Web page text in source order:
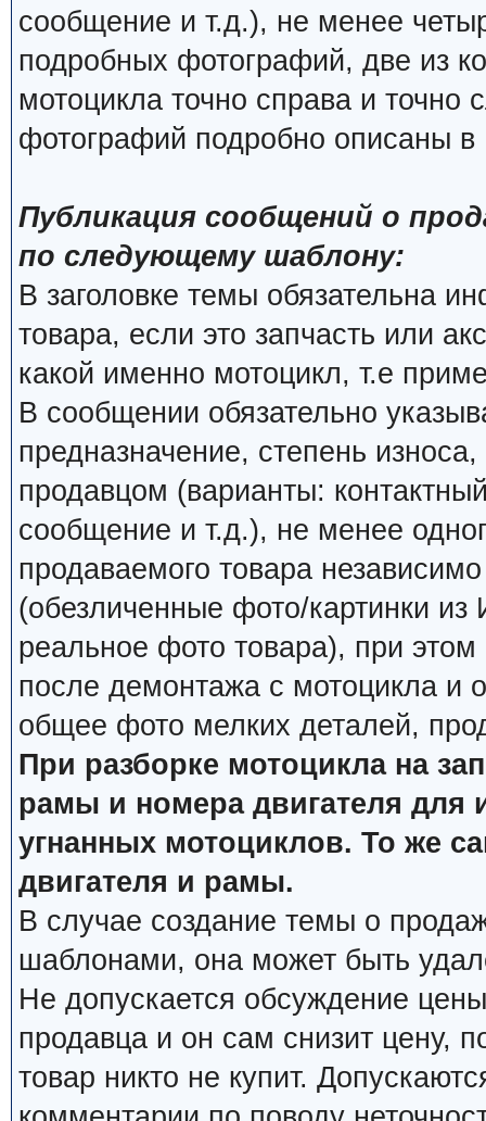
сообщение и т.д.), не менее
подробных фотографий, две из
мотоцикла точно справа и
фотографий подробно описаны
Публикация сообщений о
по следующему шаблону:
В заголовке темы обязательна
товара, если это запчасть или
какой именно мотоцикл, т.е
В сообщении обязательно
предназначение, степень
продавцом (варианты:
сообщение и т.д.), не менее
продаваемого товара
(обезличенные фото/картинки из
реальное фото товара), при
после демонтажа с мотоцикла и
общее фото мелких деталей,
При разборке мотоцикла на
рамы и номера двигателя для
угнанных мотоциклов. То же
двигателя и рамы.
В случае создание темы о
шаблонами, она может быть
Не допускается обсуждение
продавца и он сам снизит цену,
товар никто не купит.